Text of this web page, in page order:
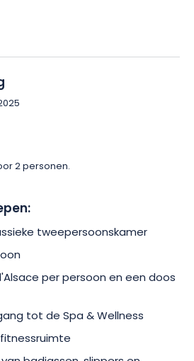
je meevoeren op de golven van
ontwaak je zintuigen in de
tussen de Finse sauna en de
douche en een
je vakantie toe te voegen, is de
Er is gratis
hoofdstuk te schrijven in jullie
cadeaubox vandaag nog en verras
Er gaat niets boven gedeelde
2 personen.
tweepersoonskamer
per persoon en een doos
tot de Spa & Wellness